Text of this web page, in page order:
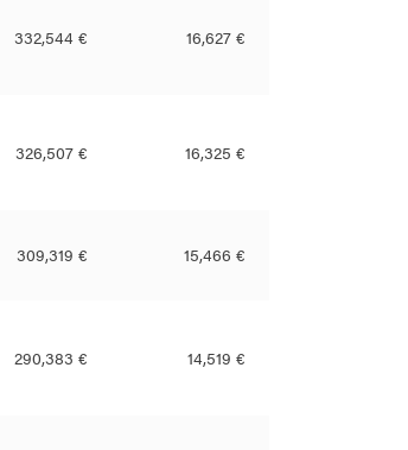
332,544 € 16,627 €
326,507 € 16,325 €
309,319 € 15,466 €
290,383 € 14,519 €